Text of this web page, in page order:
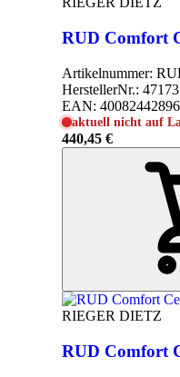
RUD Comfort
Artikelnummer:
HerstellerNr.:
EAN:
aktuell nicht auf
440,45 €
RIEGER DIETZ
RUD Comfort